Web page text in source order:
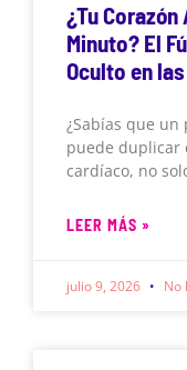
¿Tu
Minuto? El
Oculto en
¿Sabías que
puede duplicar
cardíaco, no
LEER MÁS »
julio 9, 2026 No